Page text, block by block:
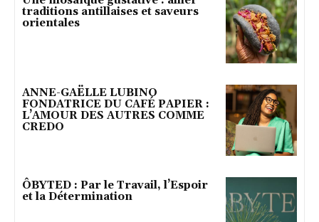
traditions antillaises et saveurs
orientales
ANNE-GAËLLE LUBINO
FONDATRICE DU CAFÉ PAPIER :
L’AMOUR DES AUTRES COMME
CREDO
ÔBYTED : Par le Travail, l’Espoir
et la Détermination